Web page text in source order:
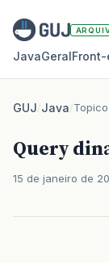
JavaGeral
GUJ/Java/Topico
Query
15 de janeiro de